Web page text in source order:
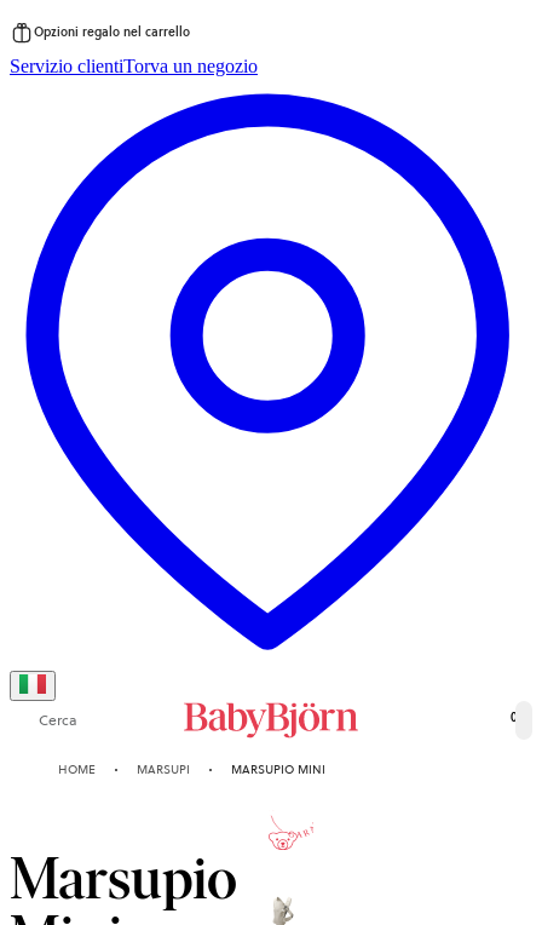
al
Opzioni regalo nel carrello
Servizio clientiTorva un negozio
Cerca 0
HOME MARSUPI MARSUPIO MINI
Marsupio
GARANZIA